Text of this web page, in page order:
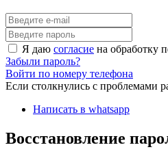
Я даю согласие на обработку
Забыли пароль?
Войти по номеру телефона
Если столкнулись с проблемами
Написать в whatsapp
Восстановление